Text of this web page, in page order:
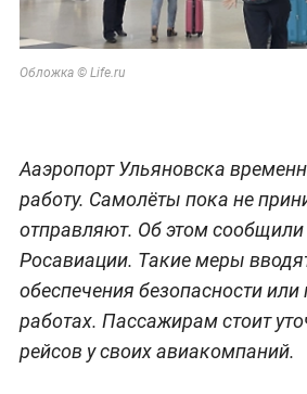
Обложка © Life.ru
Ааэропорт Ульяновска
работу. Самолёты пока не
отправляют. Об этом сообщили
Росавиации. Такие меры
обеспечения безопасности или
работах. Пассажирам стоит
рейсов у своих авиакомпаний.